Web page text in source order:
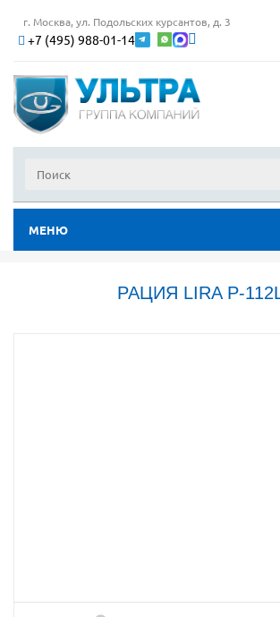
г. Москва, ул. Подольских курсантов, д. 3
+7 (495) 988-01-14
МЕНЮ
РАЦИЯ LIRA P-